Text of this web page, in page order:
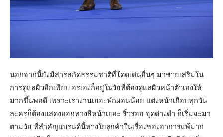
นอกจากนี้ยังมีสารสกัดธรรมชาติที่โดดเด่นอื่นๆ มาช่วยเสริมใน
การดูแลผิวอีกเพียบ อรเองก็อยู่ในวัยที่ต้องดูแลผิวหน้าตัวเองให้
มากขึ้นพอดี เพราะเรางานเยอะพักผ่อนน้อย แต่งหน้าเกือบทุกวัน
ละครก็ต้องแสดงออกทางสีหน้าเยอะ ริ้วรอย จุดด่างดำ ก็เริ่มจะมา
ตามวัย ที่สำคัญแบรนด์นี้ห่วงใยลูกค้าในเรื่องของอาการแพ้มาก